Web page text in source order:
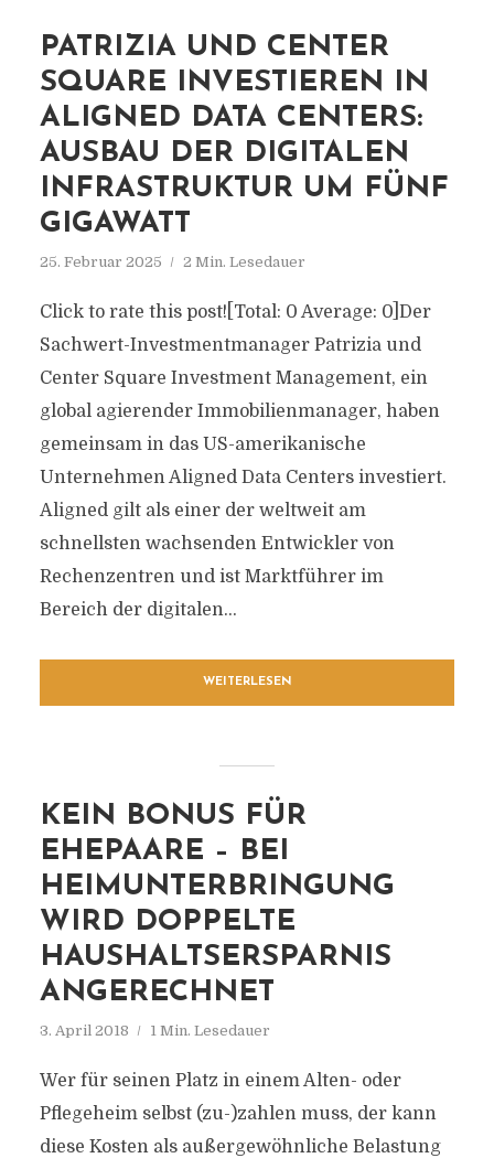
PATRIZIA UND CENTER
SQUARE INVESTIEREN IN
ALIGNED DATA CENTERS:
AUSBAU DER DIGITALEN
INFRASTRUKTUR UM FÜNF
GIGAWATT
25. Februar 2025 2 Min. Lesedauer
Click to rate this post![Total: 0 Average: 0]Der
Sachwert-Investmentmanager Patrizia und
Center Square Investment Management, ein
global agierender Immobilienmanager, haben
gemeinsam in das US-amerikanische
Unternehmen Aligned Data Centers investiert.
Aligned gilt als einer der weltweit am
schnellsten wachsenden Entwickler von
Rechenzentren und ist Marktführer im
Bereich der digitalen...
WEITERLESEN
KEIN BONUS FÜR
EHEPAARE – BEI
HEIMUNTERBRINGUNG
WIRD DOPPELTE
HAUSHALTSERSPARNIS
ANGERECHNET
3. April 2018 1 Min. Lesedauer
Wer für seinen Platz in einem Alten- oder
Pflegeheim selbst (zu-)zahlen muss, der kann
diese Kosten als außergewöhnliche Belastung